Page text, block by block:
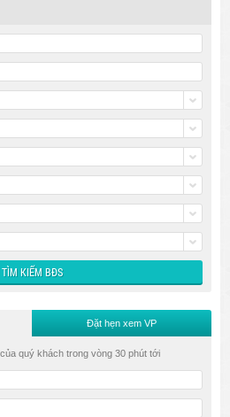
Đặt hẹn xem VP
quý khách trong vòng 30 phút tới